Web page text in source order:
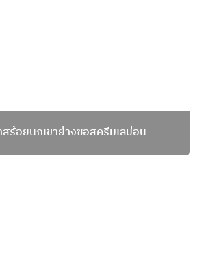
ร้อยนกเขาย่างซอสครีมเลม่อน
อังเกยย่าง